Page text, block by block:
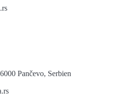
Pančevo, Serbien